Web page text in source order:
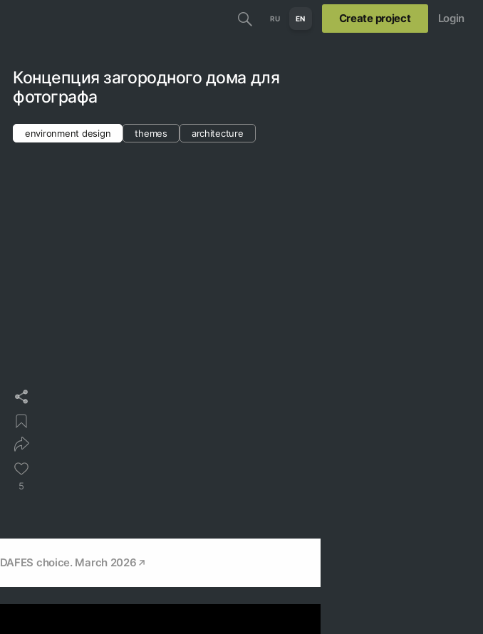
RU EN Create project Login
Концепция загородного дома для
фотографа
environment design themes architecture
5
DAFES choice. March 2026